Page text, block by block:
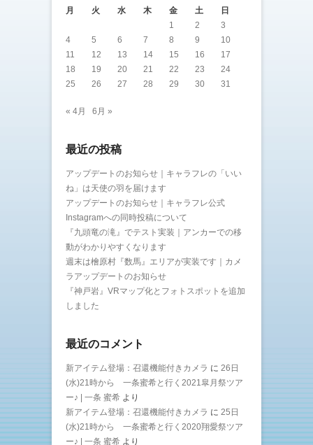
月
火 水 木 金 土
日
1
2
3
4
5 6 7 8 9
10
11
12 13 14 15 16
17
18
19 20 21 22 23
24
25
26 27 28 29 30 31
« 4月 6月 »
最近の投稿
アップデートのお知らせ｜キャラフレの「いい
ね」は天使の羽を届けます
アップデートのお知らせ｜キャラフレ公式
Instagramへの同時投稿について
『九頭竜の滝』でテスト実装｜アンカーでの移
動がわかりやすくなります
週末は檜原村『数馬』エリアが実装です｜カメ
ラアップデートのお知らせ
『神戸岩』VRマップ化とフォトスポットを追加
しました
最近のコメント
新アイテム登場：召還機能付きカメラ に 26日
(水)21時から 一条蜜希と行く2021皐月祭ツア
ー♪ | 一条 蜜希 より
新アイテム登場：召還機能付きカメラ に 25日
(水)21時から 一条蜜希と行く2020翔愛祭ツア
ー♪ | 一条 蜜希 より